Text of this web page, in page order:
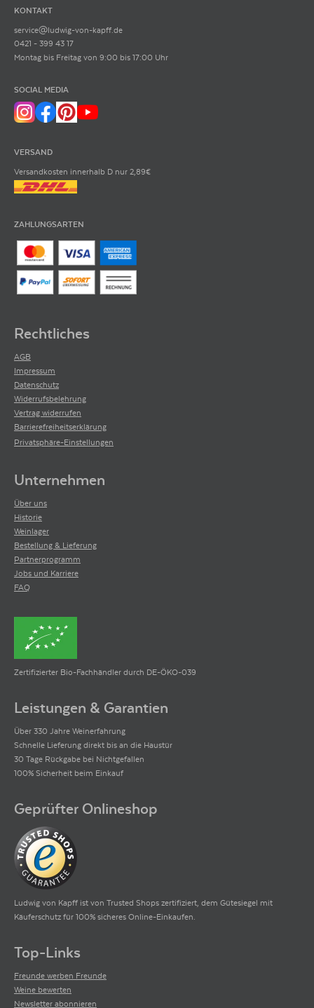
KONTAKT
service@ludwig-von-kapff.de
0421 - 399 43 17
Montag bis Freitag von 9:00 bis 17:00 Uhr
SOCIAL MEDIA
VERSAND
Versandkosten innerhalb D nur 2,89€
ZAHLUNGSARTEN
Rechtliches
AGB
Impressum
Datenschutz
Widerrufsbelehrung
Vertrag widerrufen
Barrierefreiheitserklärung
Privatsphäre-Einstellungen
Unternehmen
Über uns
Historie
Weinlager
Bestellung & Lieferung
Partnerprogramm
Jobs und Karriere
FAQ
Zertifizierter Bio-Fachhändler durch DE-ÖKO-039
Leistungen & Garantien
Über 330 Jahre Weinerfahrung
Schnelle Lieferung direkt bis an die Haustür
30 Tage Rückgabe bei Nichtgefallen
100% Sicherheit beim Einkauf
Geprüfter Onlineshop
Ludwig von Kapff ist von Trusted Shops zertifiziert, dem Gütesiegel mit
Käuferschutz für 100% sicheres Online-Einkaufen.
Top-Links
Freunde werben Freunde
Weine bewerten
Newsletter abonnieren